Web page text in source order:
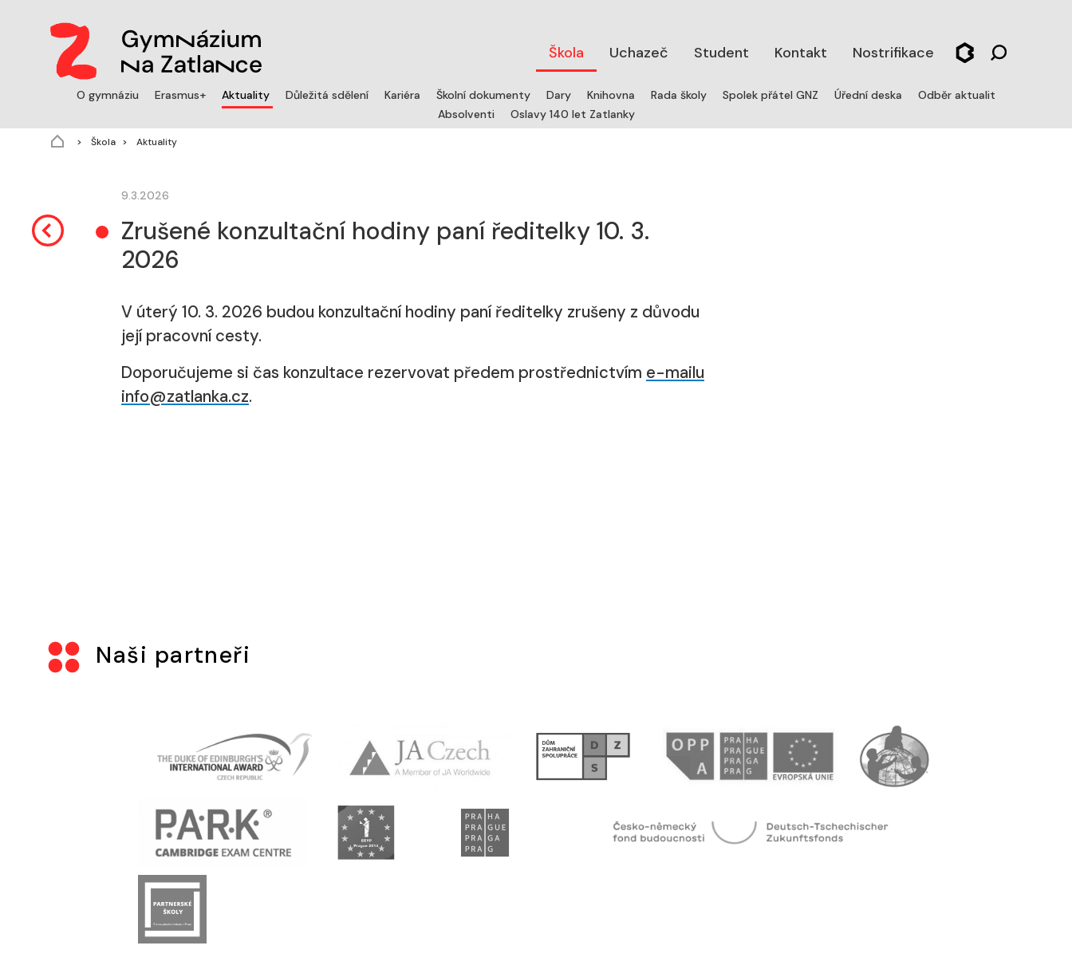
Škola Uchazeč Student Kontakt Nostrifikace
O gymnáziu Erasmus+ Aktuality (aktuální)
Důležitá sdělení Kariéra Školní dokumenty Dary Knihovna Rada školy Spolek přátel GNZ Úřední deska
Odběr aktualit
Absolventi
Oslavy 140 let Zatlanky
Škola Aktuality
9.3.2026
Zrušené konzultační hodiny paní ředitelky 10. 3.
2026
V úterý 10. 3. 2026 budou konzultační hodiny paní ředitelky zrušeny z důvodu
její pracovní cesty.
Doporučujeme si čas konzultace rezervovat předem prostřednictvím e-mailu
info@zatlanka.cz.
Naši partneři